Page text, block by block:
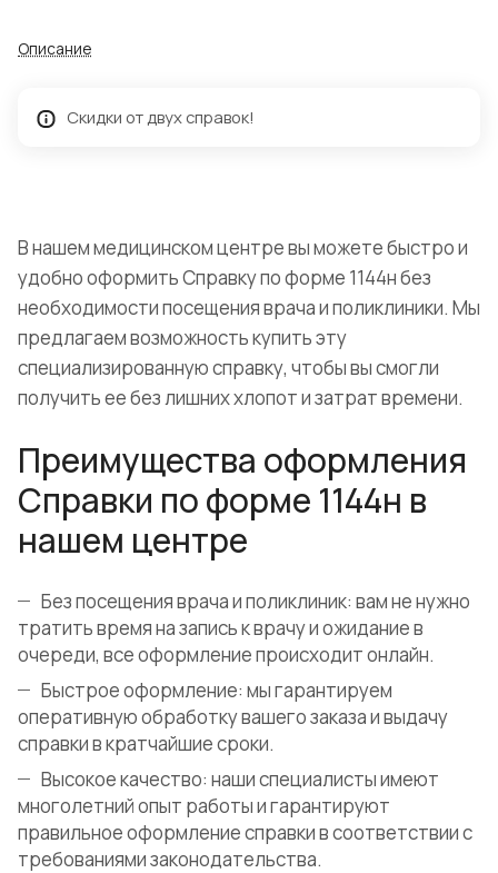
Описание
Скидки от двух справок!
В нашем медицинском центре вы можете быстро и
удобно оформить Справку по форме 1144н без
необходимости посещения врача и поликлиники. Мы
предлагаем возможность купить эту
специализированную справку, чтобы вы смогли
получить ее без лишних хлопот и затрат времени.
Преимущества оформления
Справки по форме 1144н в
нашем центре
Без посещения врача и поликлиник: вам не нужно
тратить время на запись к врачу и ожидание в
очереди, все оформление происходит онлайн.
Быстрое оформление: мы гарантируем
оперативную обработку вашего заказа и выдачу
справки в кратчайшие сроки.
Высокое качество: наши специалисты имеют
многолетний опыт работы и гарантируют
правильное оформление справки в соответствии с
требованиями законодательства.